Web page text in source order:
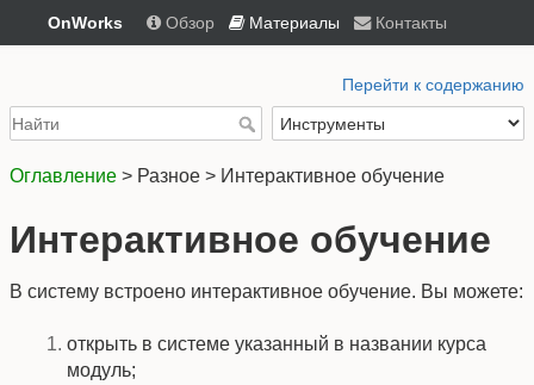
OnWorks Обзор Материалы Контакты
Перейти к содержанию
Оглавление > Разное > Интерактивное обучение
Интерактивное обучение
В систему встроено интерактивное обучение. Вы можете:
открыть в системе указанный в названии курса
модуль;